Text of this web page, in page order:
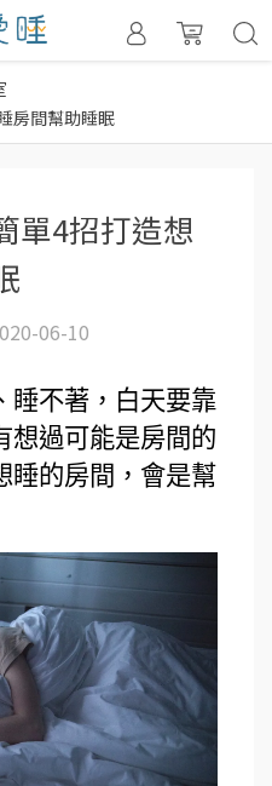
房間幫助睡眠
單4招打造想
06-10
睡不著，白天要靠
想過可能是房間的
睡的房間，會是幫